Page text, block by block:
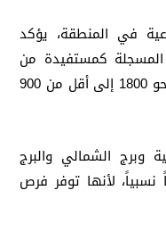
في المنطقة، يؤكد
المسجلة كمستفيدة من
المساعدات في القضاء، انخفض من نحو 1800 إلى أقل من 900
وبرج الشمالي والبرج
نسبياً، لأنها توفر فرص